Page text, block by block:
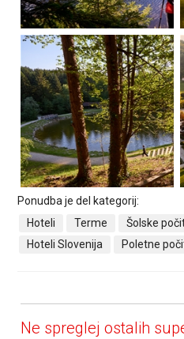
Ponudba je del kategorij:
Hoteli
Terme Šolske
Hoteli Slovenija
Poletne
Ne spreglej ostalih